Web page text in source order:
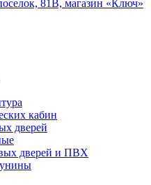
81В, магазин «Ключ»
кабин
дверей
дверей и ПВХ